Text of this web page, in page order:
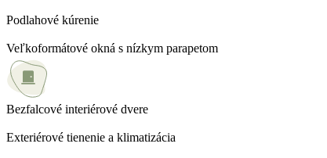
Podlahové kúrenie
Veľkoformátové okná s nízkym parapetom
Bezfalcové interiérové dvere
Exteriérové tienenie a klimatizácia